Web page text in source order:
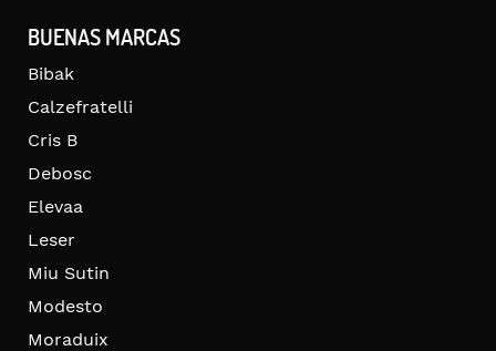
BUENAS MARCAS
Bibak
Calzefratelli
Cris B
Debosc
Elevaa
Leser
Miu Sutin
Modesto
Moraduix